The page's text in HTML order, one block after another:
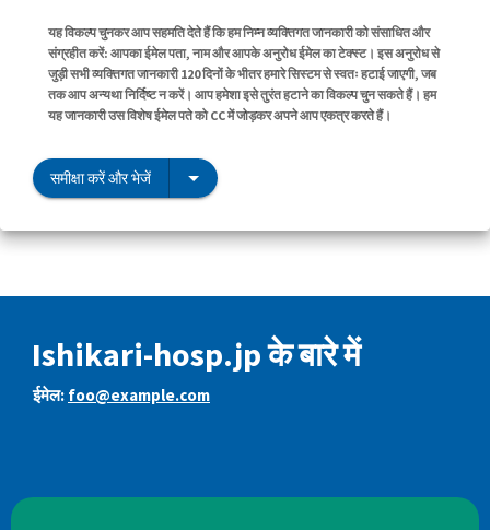
यह विकल्प चुनकर आप सहमति देते हैं कि हम निम्न व्यक्तिगत जानकारी को संसाधित और
संग्रहीत करें: आपका ईमेल पता, नाम और आपके अनुरोध ईमेल का टेक्स्ट। इस अनुरोध से
जुड़ी सभी व्यक्तिगत जानकारी 120 दिनों के भीतर हमारे सिस्टम से स्वतः हटाई जाएगी, जब
तक आप अन्यथा निर्दिष्ट न करें। आप हमेशा इसे तुरंत हटाने का विकल्प चुन सकते हैं। हम
यह जानकारी उस विशेष ईमेल पते को CC में जोड़कर अपने आप एकत्र करते हैं।
समीक्षा करें और भेजें
Ishikari-hosp.jp के बारे में
ईमेल: foo@example.com